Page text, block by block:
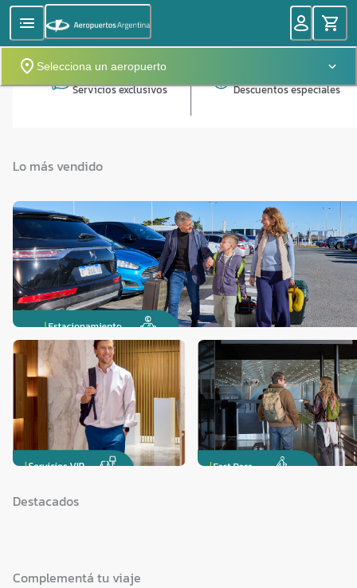
Selecciona un aeropuerto
Servicios exclusivos Descuentos especiales
Lo más vendido
Destacados
Complementá tu viaje